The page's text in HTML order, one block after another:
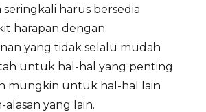
harus bersedia
harapan dengan
yang tidak selalu mudah
untuk hal-hal yang penting
mungkin untuk hal-hal lain
alasan yang lain.